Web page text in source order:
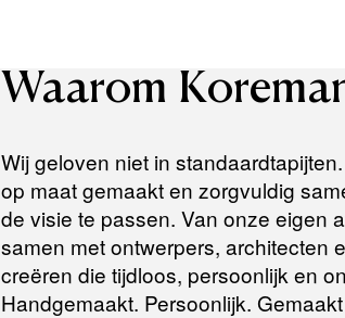
Waarom
Wij geloven niet in
op maat gemaakt en zorgvuldig
de visie te passen. Van onze eigen
samen met ontwerpers, architecten
creëren die tijdloos, persoonlijk en
Handgemaakt. Persoonlijk.